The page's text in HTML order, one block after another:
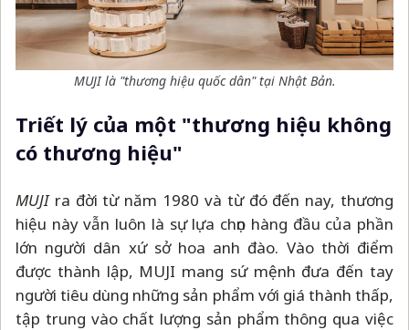
MUJI là "thương hiệu quốc dân" tại Nhật Bản.
Triết lý của một "thương hiệu không
có thương hiệu"
MUJIra đời từ năm 1980 và từ đó đến nay, thương
hiệu này vẫn luôn là sự lựa chọn hàng đầu của phần
lớn người dân xứ sở hoa anh đào. Vào thời điểm
được thành lập, MUJI mang sứ mệnh đưa đến tay
người tiêu dùng những sản phẩm với giá thành thấp,
tập trung vào chất lượng sản phẩm thông qua việc